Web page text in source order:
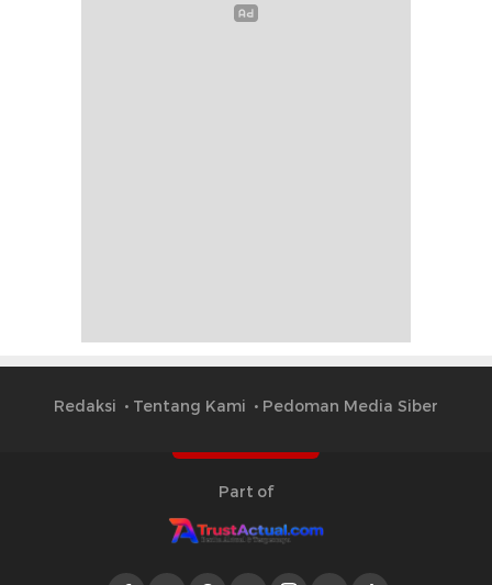
Redaksi Tentang Kami Pedoman Media Siber
Part of